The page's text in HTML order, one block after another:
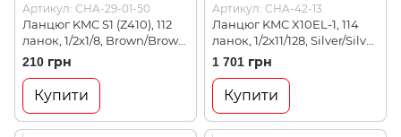
Артикул: CHA-29-01-50
Ланцюг KMC S1 (Z410), 112
ланок, 1/2x1/8, Brown/Brown
(CHA-29-01-50)
210 грн
Купити
Артикул: CHA-42-13
Ланцюг KMC X10EL-1, 114
ланок, 1/2x11/128, Silver/Silver
(CHA-42-13)
1 701 грн
Купити